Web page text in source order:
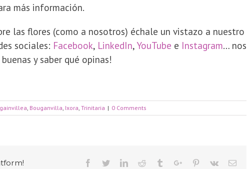
más información.
las flores (como a nosotros) échale un vistazo a nuestro
sociales: Facebook, LinkedIn,YouTube e Instagram… nos
y saber qué opinas!
Bouganvilla Ixora Trinitaria | 0 Comments
Facebook
TwitterLinkedinReddit TumblrGoogle+Pinterest
Vk Email